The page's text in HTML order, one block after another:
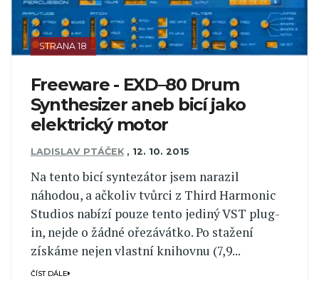
STRANA 18
Freeware - EXD–80 Drum
Synthesizer aneb bicí jako
elektrický motor
LADISLAV PTÁČEK , 12. 10. 2015
Na tento bicí syntezátor jsem narazil
náhodou, a ačkoliv tvůrci z Third Harmonic
Studios nabízí pouze tento jediný VST plug-
in, nejde o žádné ořezávátko. Po stažení
získáme nejen vlastní knihovnu (7,9...
ČÍST DÁLE